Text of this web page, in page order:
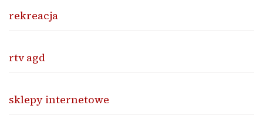
rekreacja
rtv agd
sklepy internetowe